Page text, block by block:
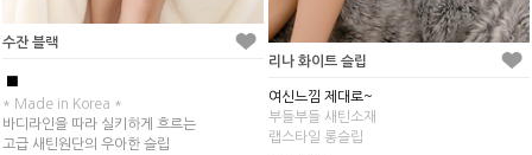
수잔 블랙
■
* Made in Korea *
바디라인을 따라 실키하게 흐르는
고급 새틴원단의 우아한 슬립
리나 화이트 슬립
여신느낌 제대로~
부들부들 새틴소재
랩스타일 롱슬립